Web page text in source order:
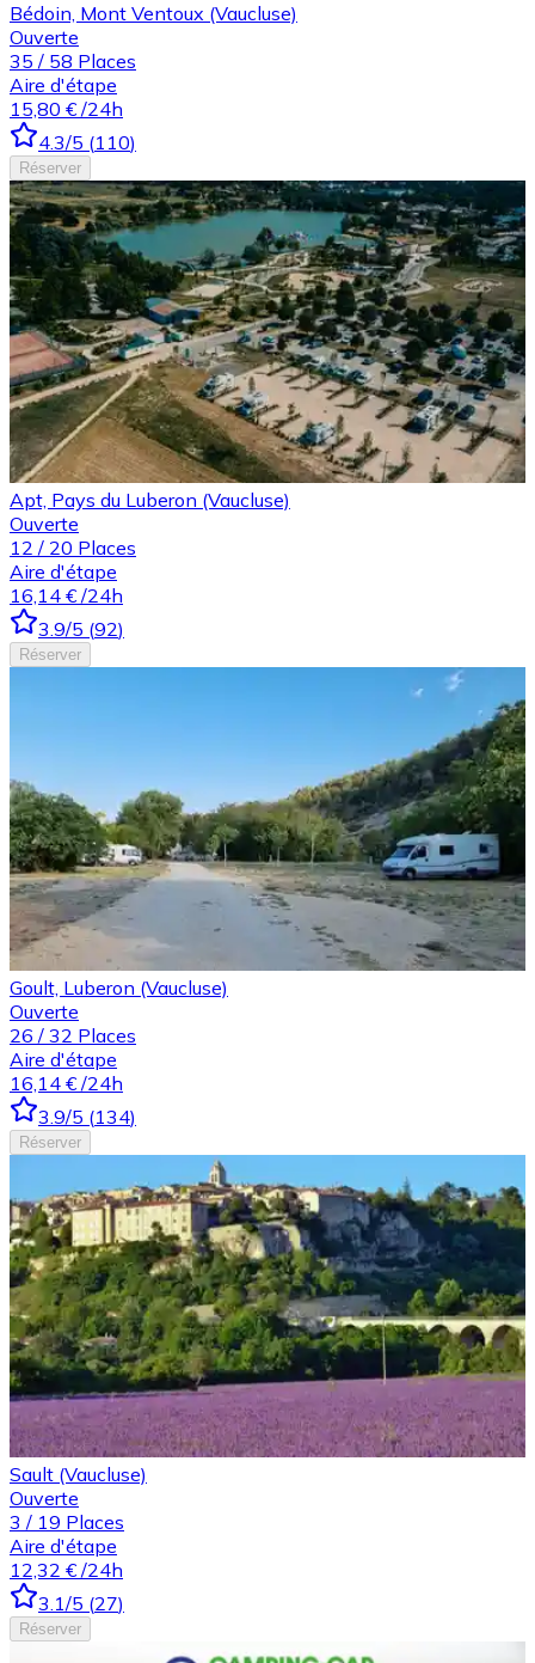
Bédoin, Mont Ventoux (Vaucluse)
Ouverte
35 / 58 Places
Aire d'étape
15,80 € /24h
4.3/5 (110)
Réserver
Apt, Pays du Luberon (Vaucluse)
Ouverte
12 / 20 Places
Aire d'étape
16,14 € /24h
3.9/5 (92)
Réserver
Goult, Luberon (Vaucluse)
Ouverte
26 / 32 Places
Aire d'étape
16,14 € /24h
3.9/5 (134)
Réserver
Sault (Vaucluse)
Ouverte
3 / 19 Places
Aire d'étape
12,32 € /24h
3.1/5 (27)
Réserver